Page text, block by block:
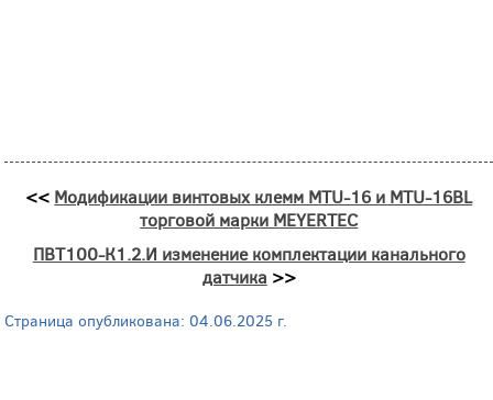
<< Модификации винтовых клемм MTU-16 и MTU-16BL
торговой марки MEYERTEC
ПВТ100-К1.2.И изменение комплектации канального
датчика >>
Страница опубликована: 04.06.2025 г.